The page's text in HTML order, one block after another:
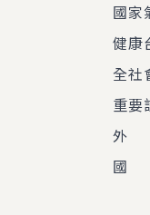
國家
健康
全社
重要
外
國